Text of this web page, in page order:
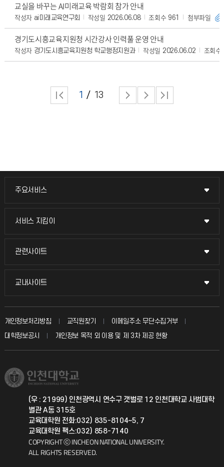
교실을 바꾸는 AI미래교육 박람회 참가 안내
작성자 ai미래교육연구회 작성일 2026.06.08 조회수 961 첨부파일
경기도시흥교육지원청 시간강사 인력풀 운영 안내
작성자 경기도시흥교육지원청 학교행정지원과 작성일 2026.06.02 조회수
1 13
주요서비스
주요서비스
교무회의방송
입학안내
취업정보(학생)
서비스 지킴이
서비스 지킴이
묻고 답하기
칭찬마당
학생서비스 지킴이
관련사이트
관련사이트
국방헬프콜
총동문회
교내사이트
교내사이트
교수회
교육혁신본부
국제지원과
공자아카데미
기초교육원
개인정보처리방침 교직원찾기
이메일주소 무단수집거부
대학정보공시
개인정보 목적 외 이용 및 제 3차 제공 현황
(우 : 21999) 인천광역시 연수구 갯벌로 12 인천대학교 사범대학
별관 A동 315호
교육대학원 전화:032) 835-8104~5, 7
교육대학원 팩스:032) 858-7140
COPYRIGHT ⓒ INCHEON NATIONAL UNIVERSITY.
ALL RIGHTS RESERVED.